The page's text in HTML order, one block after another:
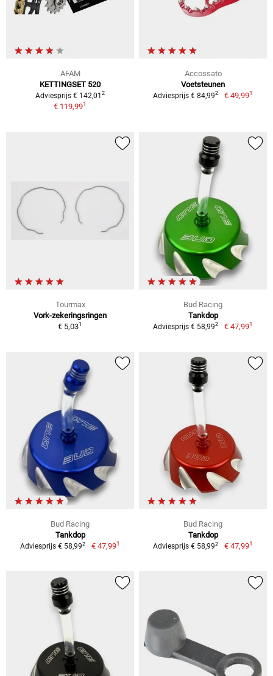
AFAM
KETTINGSET 520
Adviesprijs € 142,01 2
€ 119,991
Accossato
Voetsteunen
Adviesprijs € 84,992 € 49,991
Tourmax
Vork-zekeringsringen
€ 5,031
Bud Racing
Tankdop
Adviesprijs € 58,992 € 47,991
Bud Racing
Tankdop
Adviesprijs € 58,992 € 47,991
Bud Racing
Tankdop
Adviesprijs € 58,992 € 47,991